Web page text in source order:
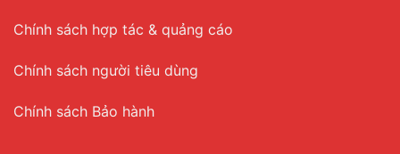
Chính sách hợp tác & quảng cáo
Chính sách người tiêu dùng
Chính sách Bảo hành